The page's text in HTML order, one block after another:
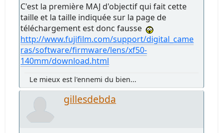
C'est la première MAJ d'objectif qui fait cette
taille et la taille indiquée sur la page de
téléchargement est donc fausse
http://www.fujifilm.com/support/digital_came
ras/software/firmware/lens/xf50-
140mm/download.html
Le mieux est l'ennemi du bien...
gillesdebda